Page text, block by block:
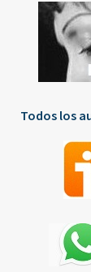
Todos los